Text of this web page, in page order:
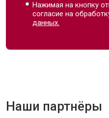
Нажимая на кнопку
согласие на
данных.
Наши партнёры